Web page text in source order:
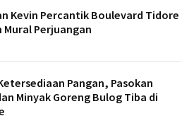
Kevin Percantik Boulevard Tidore
Mural Perjuangan
Pangan, Pasokan
Minyak Goreng Bulog Tiba di